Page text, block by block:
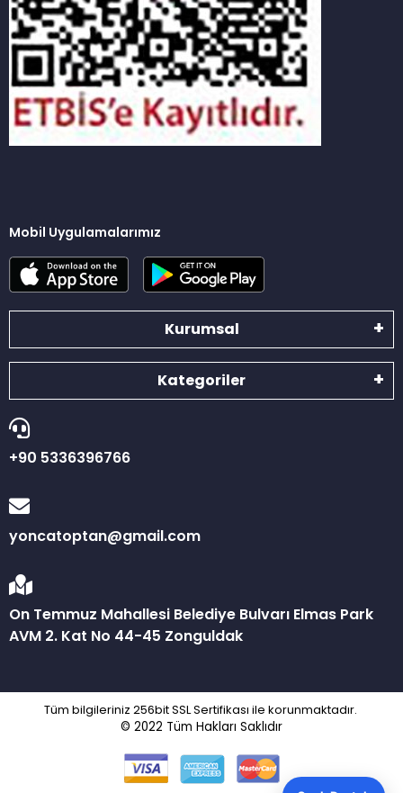
Mobil Uygulamalarımız
Kurumsal
Kategoriler
+90 5336396766
yoncatoptan@gmail.com
On Temmuz Mahallesi Belediye Bulvarı Elmas Park
AVM 2. Kat No 44-45 Zonguldak
Tüm bilgileriniz 256bit SSL Sertifikası ile korunmaktadır.
© 2022 Tüm Hakları Saklıdır